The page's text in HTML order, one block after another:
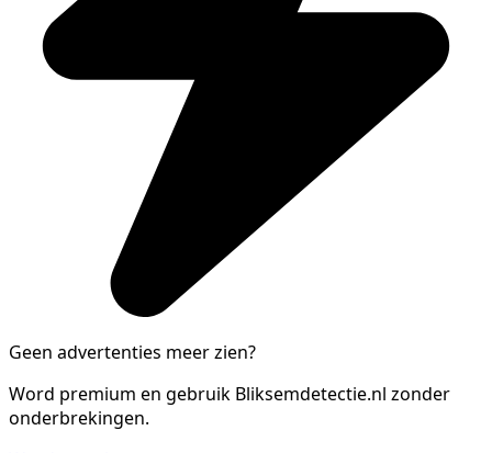
Geen advertenties meer zien?
Word premium en gebruik Bliksemdetectie.nl zonder
onderbrekingen.